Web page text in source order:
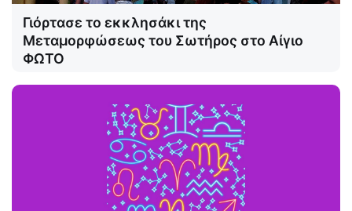
Γιόρτασε το εκκλησάκι της
Μεταμορφώσεως του Σωτήρος στο Αίγιο
ΦΩΤΟ